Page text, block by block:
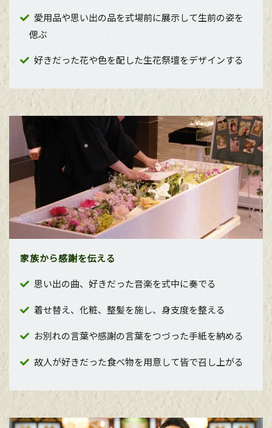
愛用品や思い出の品を式場前に展示して生前の姿を
偲ぶ
好きだった花や色を配した生花祭壇をデザインする
家族から感謝を伝える
思い出の曲、好きだった音楽を式中に奏でる
着せ替え、化粧、整髪を施し、身支度を整える
お別れの言葉や感謝の言葉をつづった手紙を納める
故人が好きだった食べ物を用意して皆で召し上がる